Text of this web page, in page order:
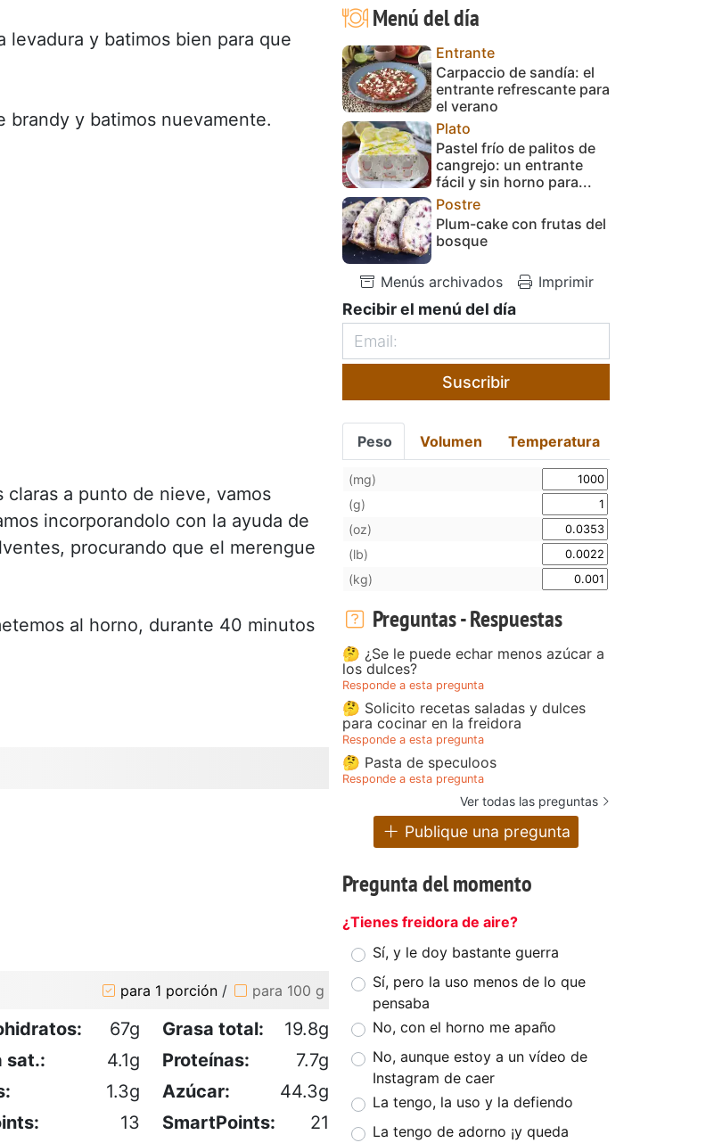
levadura y batimos bien para que
brandy y batimos nuevamente.
a punto de nieve, vamos
incorporandolo con la ayuda de
procurando que el merengue
al horno, durante 40 minutos
para 1 porción / para 100 g
67g Grasa total:
19.8g
sat.:
4.1g Proteínas:
7.7g
1.3g Azúcar:
44.3g
13 SmartPoints: 21
Menú del día
Entrante
Carpaccio de sandía: el
entrante refrescante para
el verano
Plato
Pastel frío de palitos de
cangrejo: un entrante
fácil y sin horno para...
Postre
Plum-cake con frutas del
bosque
Menús archivados Imprimir
Recibir el menú del día
Suscribir
Peso Volumen Temperatura
(mg)
(g)
(oz)
(lb)
(kg)
Preguntas - Respuestas
🤔 ¿Se le puede echar menos azúcar a
los dulces?
Responde a esta pregunta
🤔 Solicito recetas saladas y dulces
para cocinar en la freidora
Responde a esta pregunta
🤔 Pasta de speculoos
Responde a esta pregunta
Ver todas las preguntas
Publique una pregunta
Pregunta del momento
¿Tienes freidora de aire?
Sí, y le doy bastante guerra
Sí, pero la uso menos de lo que
pensaba
No, con el horno me apaño
No, aunque estoy a un vídeo de
Instagram de caer
La tengo, la uso y la defiendo
La tengo de adorno ¡y queda